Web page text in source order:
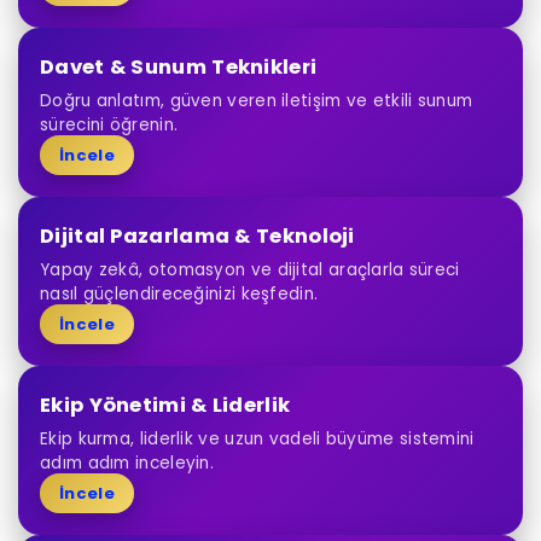
Davet & Sunum Teknikleri
Doğru anlatım, güven veren iletişim ve etkili sunum
sürecini öğrenin.
İncele
Dijital Pazarlama & Teknoloji
Yapay zekâ, otomasyon ve dijital araçlarla süreci
nasıl güçlendireceğinizi keşfedin.
İncele
Ekip Yönetimi & Liderlik
Ekip kurma, liderlik ve uzun vadeli büyüme sistemini
adım adım inceleyin.
İncele